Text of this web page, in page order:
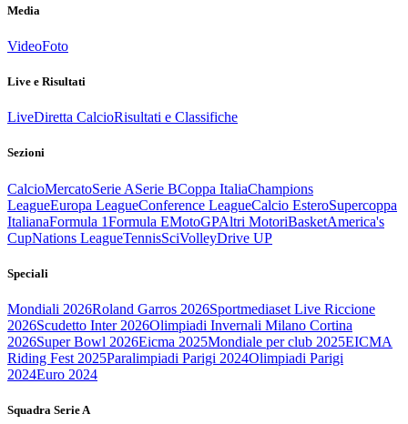
Media
VideoFoto
Live e Risultati
LiveDiretta CalcioRisultati e Classifiche
Sezioni
CalcioMercatoSerie ASerie BCoppa ItaliaChampions
LeagueEuropa LeagueConference LeagueCalcio EsteroSupercoppa
ItalianaFormula 1Formula EMotoGPAltri MotoriBasketAmerica's
CupNations LeagueTennisSciVolleyDrive UP
Speciali
Mondiali 2026Roland Garros 2026Sportmediaset Live Riccione
2026Scudetto Inter 2026Olimpiadi Invernali Milano Cortina
2026Super Bowl 2026Eicma 2025Mondiale per club 2025EICMA
Riding Fest 2025Paralimpiadi Parigi 2024Olimpiadi Parigi
2024Euro 2024
Squadra Serie A